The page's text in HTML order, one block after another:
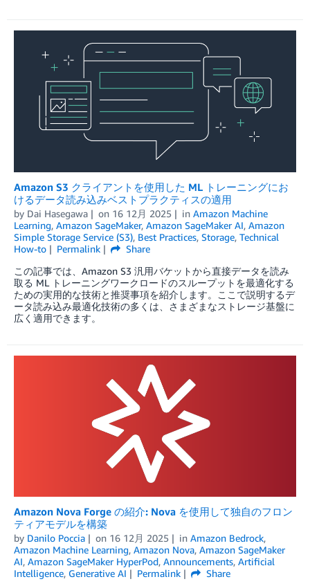
Amazon S3 クライアントを使用した ML トレーニングにお
けるデータ読み込みベストプラクティスの適用
by Dai Hasegawa on 16 12月 2025 in Amazon Machine
Learning, Amazon SageMaker, Amazon SageMaker AI, Amazon
Simple Storage Service (S3), Best Practices, Storage, Technical
How-to
Permalink
Share
この記事では、Amazon S3 汎用バケットから直接データを読み
取る ML トレーニングワークロードのスループットを最適化する
ための実用的な技術と推奨事項を紹介します。ここで説明するデ
ータ読み込み最適化技術の多くは、さまざまなストレージ基盤に
広く適用できます。
Amazon Nova Forge の紹介: Nova を使用して独自のフロン
ティアモデルを構築
by Danilo Poccia on 16 12月 2025 in Amazon Bedrock,
Amazon Machine Learning, Amazon Nova, Amazon SageMaker
AI, Amazon SageMaker HyperPod, Announcements, Artificial
Intelligence, Generative AI Permalink
Share